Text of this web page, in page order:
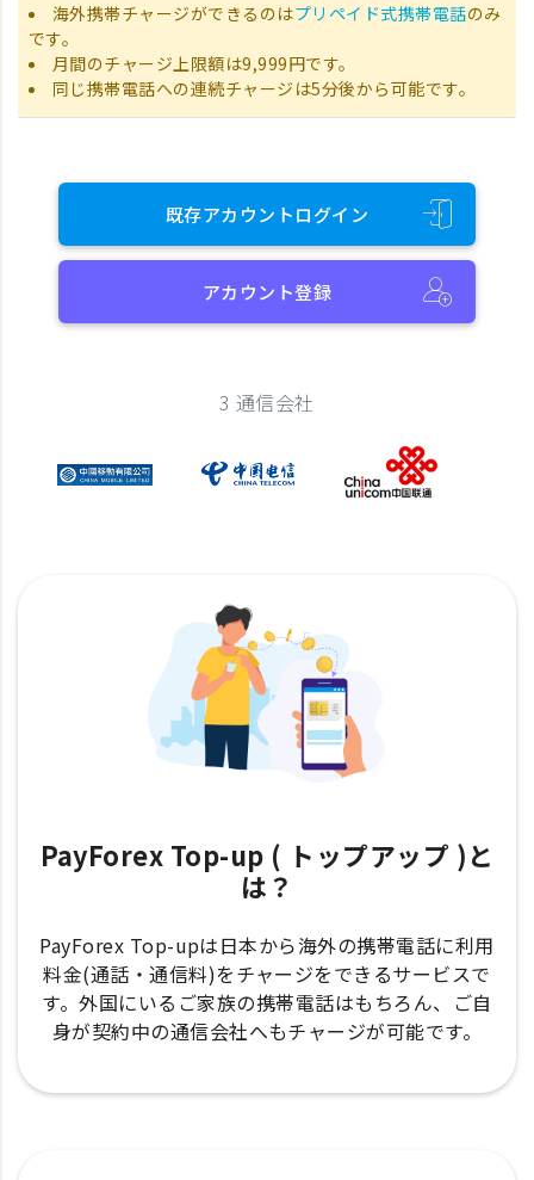
海外携帯チャージができるのはプリペイド式携帯電話のみ
です。
月間のチャージ上限額は9,999円です。
同じ携帯電話への連続チャージは5分後から可能です。
既存アカウントログイン
アカウント登録
3 通信会社
PayForex Top-up ( トップアップ )と
は？
PayForex Top-upは日本から海外の携帯電話に利用
料金(通話・通信料)をチャージをできるサービスで
す。外国にいるご家族の携帯電話はもちろん、ご自
身が契約中の通信会社へもチャージが可能です。